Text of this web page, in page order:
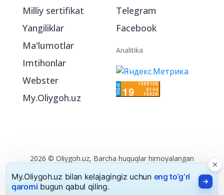
Milliy sertifikat
Yangiliklar
Ma'lumotlar
Imtihonlar
Webster
My.Oliygoh.uz
Telegram
Facebook
Analitika
2026 © Oliygoh.uz, Barcha huquqlar himoyalangan
Reklama/Foydalanish shartlari
My.Oliygoh.uz bilan kelajagingiz uchun eng to‘g‘ri
qarorni bugun qabul qiling.